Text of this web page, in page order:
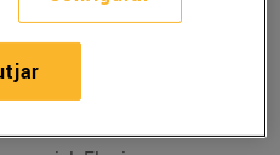
el dia dels enamorats
a Bonpreu i Esclat!